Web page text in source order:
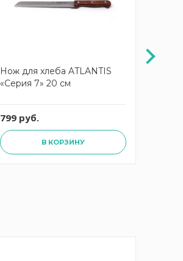
Нож для хлеба ATLANTIS
«Серия 7» 20 см
799 руб.
В КОРЗИНУ